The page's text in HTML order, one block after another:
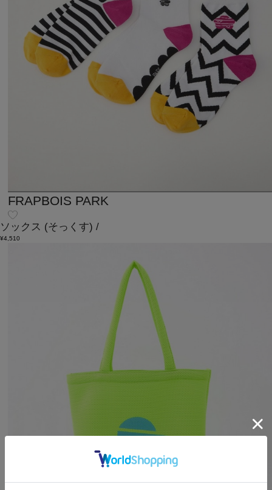
FRAPBOIS PARK
ソックス (そっくす) /
¥4,510